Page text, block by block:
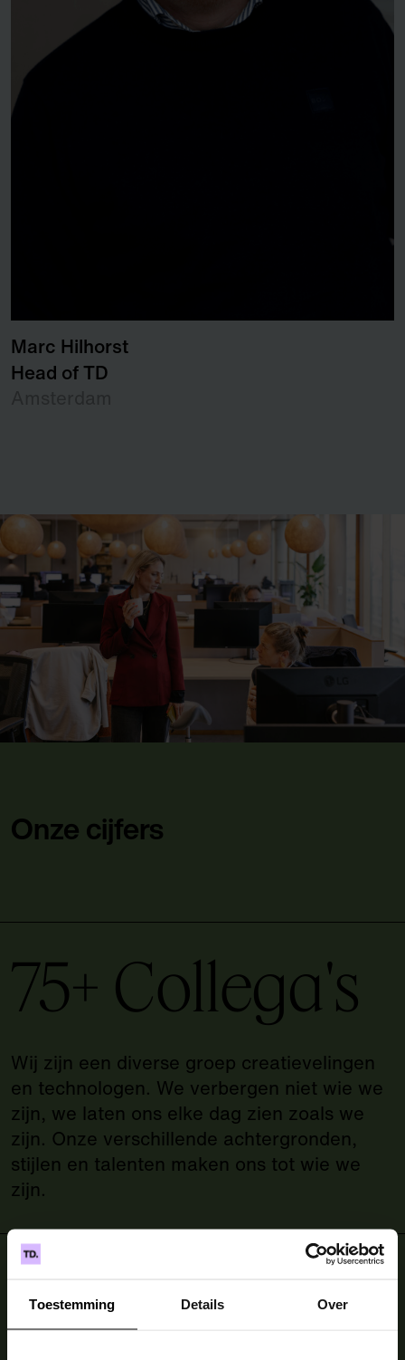
Toestemming Details Over
Marc Hilhorst
Head of TD
Onze cijfers
75+ Collega's
Wij zijn een diverse groep creatievelingen
en technologen. We verbergen niet wie we
zijn, we laten ons elke dag zien zoals we
zijn. Onze verschillende achtergronden,
stijlen en talenten maken ons tot wie we
zijn.
2 kantoren